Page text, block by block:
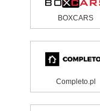
BOXCARS
Completo.pl